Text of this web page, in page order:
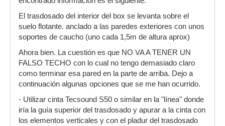
El trasdosado del interior del box se levanta sobre el
suelo flotante. anclado a las paredes exteriores con unos
soportes de caucho (uno cada 1,5m de altura aprox)
Ahora bien. La cuestión es que NO VA A TENER UN
FALSO TECHO con lo cual no tengo demasiado claro
como terminar esa pared en la parte de arriba. Dejo a
continuación algunas opciones que se me han ocurrido.
- Utilizar cinta Tecsound S50 o similar en la "línea" donde
iría la guía superior del trasdosado y apurar a la cinta con
los elementos verticales y con el pladur del trasdosado